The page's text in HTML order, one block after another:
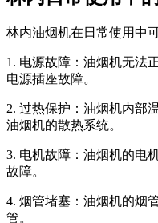
林内油烟机在日常使用中
1. 电源故障：油烟机无法
电源插座故障。
2. 过热保护：油烟机内部
油烟机的散热系统。
3. 电机故障：油烟机的电
故障。
4. 烟管堵塞：油烟机的烟
管。